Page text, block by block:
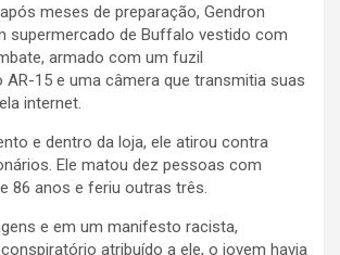
meses de preparação, Gendron
supermercado de Buffalo vestido com
armado com um fuzil
15 e uma câmera que transmitia suas
internet.
e dentro da loja, ele atirou contra
Ele matou dez pessoas com
86 anos e feriu outras três.
e em um manifesto racista,
atribuído a ele, o jovem havia